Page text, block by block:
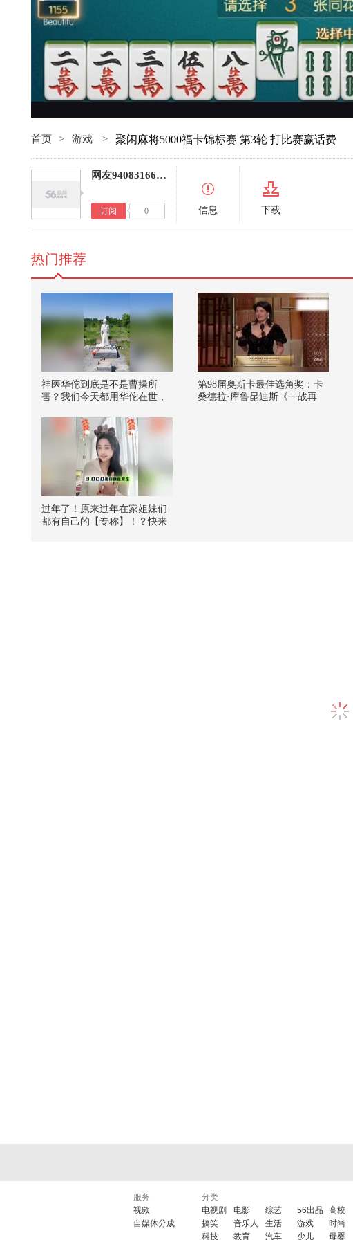
首页 > 游戏 > 聚闲麻将5000福卡锦标赛 第3轮 打比赛赢话费
网友940831663225655296
订阅 0 信息 下载
热门推荐
神医华佗到底是不是曹操所
害？我们今天都用华佗在世，
第98届奥斯卡最佳选角奖：卡
桑德拉·库鲁昆迪斯《一战再
过年了！原来过年在家姐妹们
都有自己的【专称】！？快来
服务
视频
自媒体分成
分类
电视剧
电影 综艺 56出品 高校
搞笑
音乐人 生活 游戏 时尚
科技
教育 汽车 少儿 母婴